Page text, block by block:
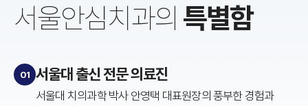
서울안심치과의 특별함
01 서울대 출신 전문 의료진
서울대 치의과학 박사 안영택 대표원장의 풍부한 경험과